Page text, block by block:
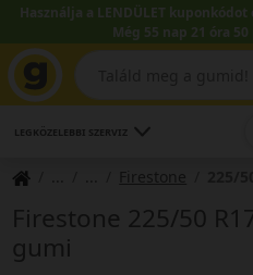
Használja a LENDÜLET
Még 55 nap 21 óra
LEGKÖZELEBBI SZERVIZ
Firestone
Firestone 225/50
gumi